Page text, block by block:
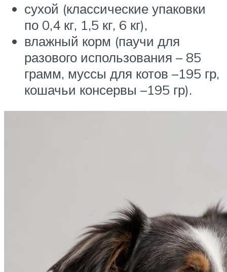
сухой (классические упаковки
по 0,4 кг, 1,5 кг, 6 кг),
влажный корм (паучи для
разового использования – 85
грамм, муссы для котов –195 гр,
кошачьи консервы –195 гр).